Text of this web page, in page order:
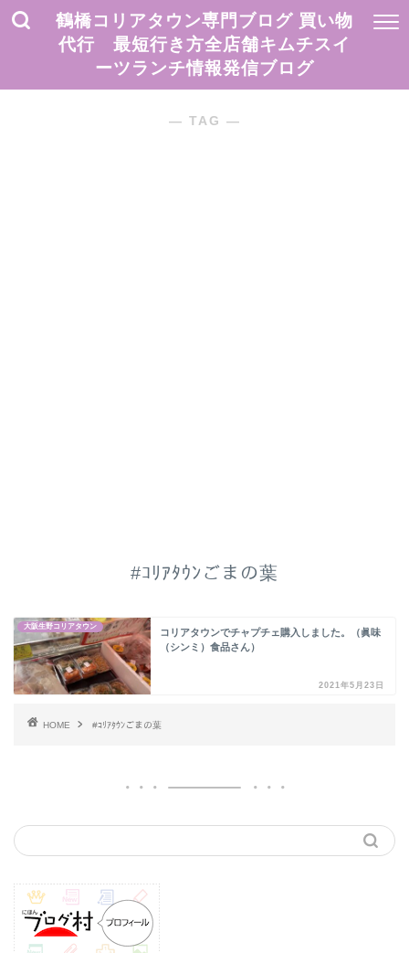
鶴橋コリアタウン専門ブログ 買い物
代行 最短行き方全店舗キムチスイ
ーツランチ情報発信ブログ
― TAG ―
#ｺﾘｱﾀｳﾝごまの葉
大阪生野コリアタウン
コリアタウンでチャプチェ購入しました。（眞味
（シンミ）食品さん）
2021年5月23日
HOME #ｺﾘｱﾀｳﾝごまの葉